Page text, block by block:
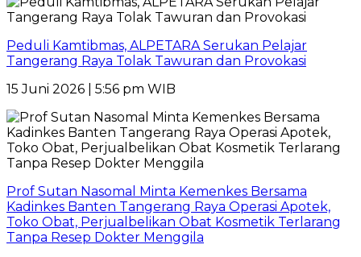
Peduli Kamtibmas, ALPETARA Serukan Pelajar
Tangerang Raya Tolak Tawuran dan Provokasi
15 Juni 2026 | 5:56 pm WIB
Prof Sutan Nasomal Minta Kemenkes Bersama
Kadinkes Banten Tangerang Raya Operasi Apotek,
Toko Obat, Perjualbelikan Obat Kosmetik Terlarang
Tanpa Resep Dokter Menggila